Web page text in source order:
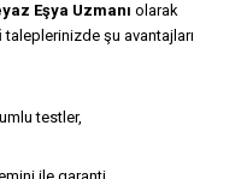
Eşya Uzmanı olarak
taleplerinizde şu avantajları
testler,